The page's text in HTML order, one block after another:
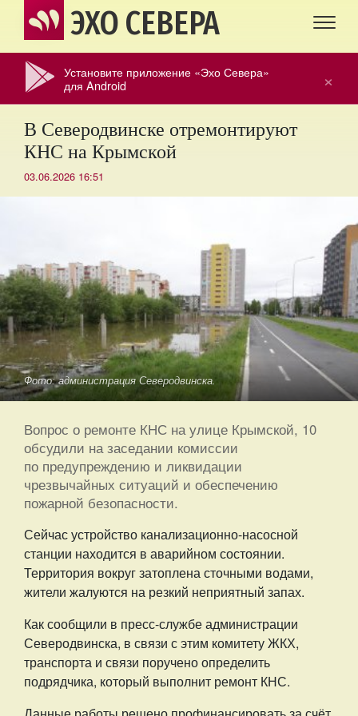
ЭХО СЕВЕРА
×
Установите приложение «Эхо Севера»
для Android
В Северодвинске отремонтируют
КНС на Крымской
03.06.2026 16:51
Фото: администрация Северодвинска.
Вопрос о ремонте КНС на улице Крымской, 10
обсудили на заседании комиссии
по предупреждению и ликвидации
чрезвычайных ситуаций и обеспечению
пожарной безопасности.
Сейчас устройство канализационно-насосной
станции находится в аварийном состоянии.
Территория вокруг затоплена сточными водами,
жители жалуются на резкий неприятный запах.
Как сообщили в пресс-службе администрации
Северодвинска, в связи с этим комитету ЖКХ,
транспорта и связи поручено определить
подрядчика, который выполнит ремонт КНС.